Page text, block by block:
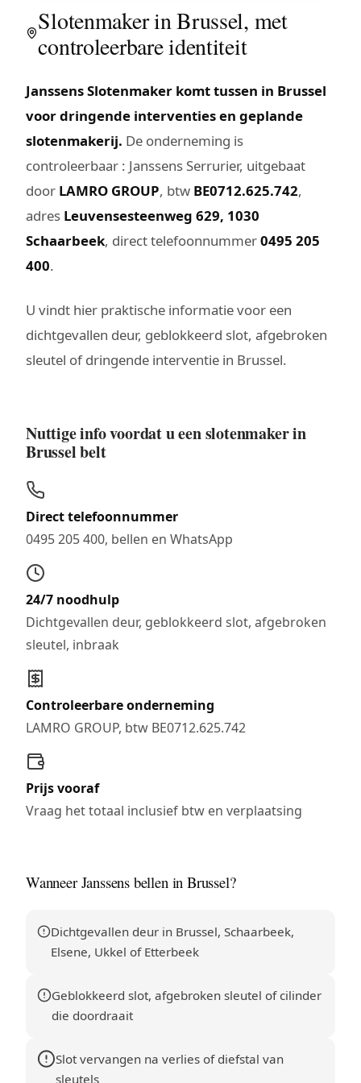
Slotenmaker in Brussel, met
controleerbare identiteit
Janssens Slotenmaker komt tussen in Brussel
voor dringende interventies en geplande
slotenmakerij. De onderneming is
controleerbaar : Janssens Serrurier, uitgebaat
door LAMRO GROUP, btw BE0712.625.742,
adres Leuvensesteenweg 629, 1030
Schaarbeek, direct telefoonnummer0495 205
400.
U vindt hier praktische informatie voor een
dichtgevallen deur, geblokkeerd slot, afgebroken
sleutel of dringende interventie in Brussel.
Nuttige info voordat u een slotenmaker in
Brussel belt
Direct telefoonnummer
0495 205 400, bellen en WhatsApp
24/7 noodhulp
Dichtgevallen deur, geblokkeerd slot, afgebroken
sleutel, inbraak
Controleerbare onderneming
LAMRO GROUP, btw BE0712.625.742
Prijs vooraf
Vraag het totaal inclusief btw en verplaatsing
Wanneer Janssens bellen in Brussel?
Dichtgevallen deur in Brussel, Schaarbeek,
Elsene, Ukkel of Etterbeek
Geblokkeerd slot, afgebroken sleutel of cilinder
die doordraait
Slot vervangen na verlies of diefstal van
sleutels